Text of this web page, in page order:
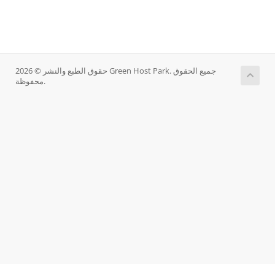
حقوق الطبع والنشر © 2026 Green Host Park. جميع الحقوق
محفوظة.